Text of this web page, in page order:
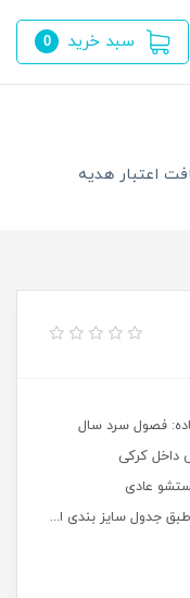
سبد خرید 0
اعتبار هدیه
فصول سرد سال
کرکی
عادی
جدول سایز بندی ا...